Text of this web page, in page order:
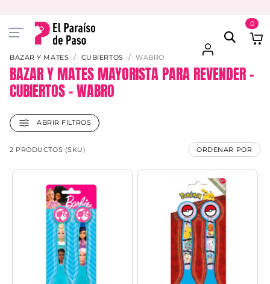
0
BAZAR Y MATES CUBIERTOS WABRO
BAZAR Y MATES MAYORISTA PARA REVENDER –
CUBIERTOS – WABRO
ABRIR FILTROS
2 PRODUCTOS (SKU) ORDENAR POR